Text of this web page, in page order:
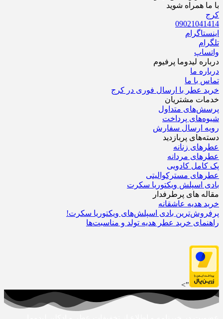
با ما همراه شوید
کرج
09021041414
اینستاگرام
تلگرام
واتساپ
درباره‌ لیدوما پرفیوم
درباره‌ ما
تماس با ما
خرید عطر با ارسال فوری در کرج
خدمات مشتریان
پرسش‌های متداول
شیوه‌های پرداخت
رویه ارسال سفارش‌
دسته‌های پربازدید
عطرهای زنانه
عطرهای مردانه
پک کامل کادویی
عطرهای مسترکوالیتی
بادی اسپلش ویکتوریا سکرت
مقاله های پرطرفدار
خرید هدیه عاشقانه
پرفروش‌ترین بادی اسپلش‌های ویکتوریا سکرت!
راهنمای خرید عطر هدیه تولد و مناسبت‌ها
">